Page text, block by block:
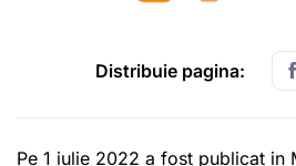
Distribuie pagina:
Pe 1 iulie 2022 a fost publicat in